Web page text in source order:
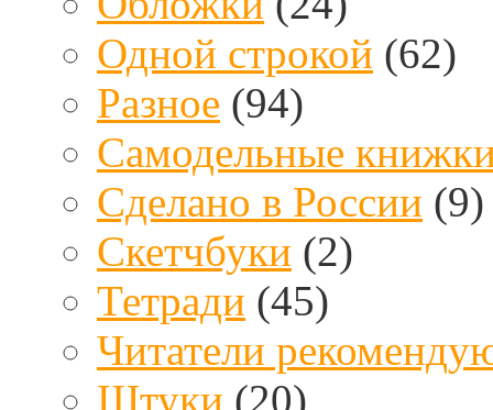
Одной строкой (62)
Разное (94)
Самодельные
Сделано в России (9)
Скетчбуки (2)
Тетради (45)
Читатели
Штуки (20)